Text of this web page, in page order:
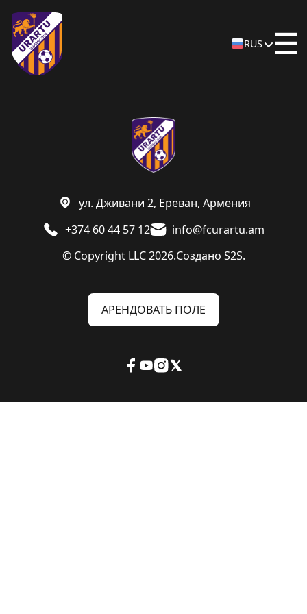
RUS ☰
© Copyright LLC 2026.Создано S2S.
+374 60 44 57 12 info@fcurartu.am
ул. Дживани 2, Ереван, Армения
АРЕНДОВАТЬ ПОЛЕ